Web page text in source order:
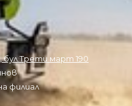
март 190
филиал